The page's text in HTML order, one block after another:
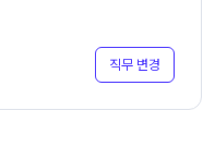
직무 변경